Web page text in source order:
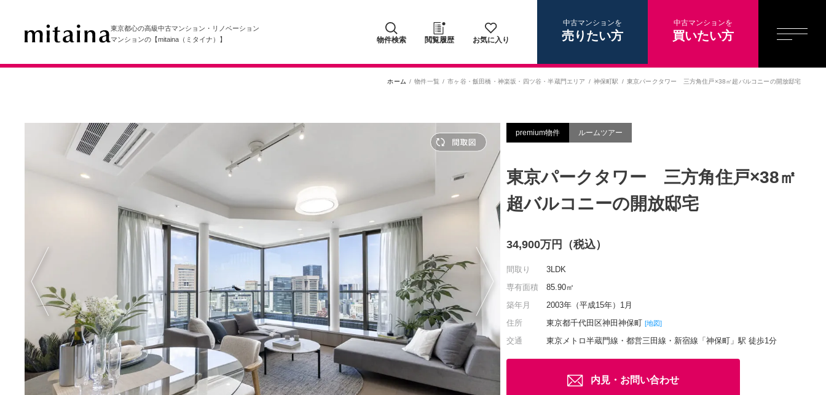
東京都心の高級中古マンション・リノベーション
マンションの【mitaina（ミタイナ）】
物件検索 閲覧履歴 お気に入り
中古マンションを
売りたい方
中古マンションを
買いたい方
ホーム 物件一覧 市ヶ谷・飯田橋・神楽坂・四ツ谷・半蔵門エリア 神保町駅 東京パークタワー 三方角住戸×38㎡超バルコニーの開放邸宅
premium物件 ルームツアー
東京パークタワー 三方角住戸×38㎡
超バルコニーの開放邸宅
34,900万円（税込）
間取り
3LDK
専有面積
85.90㎡
築年月
2003年（平成15年）1月
住所
東京都千代田区神田神保町 [地図]
交通 東京メトロ半蔵門線・都営三田線・新宿線「神保町」駅 徒歩1分
内見・お問い合わせ